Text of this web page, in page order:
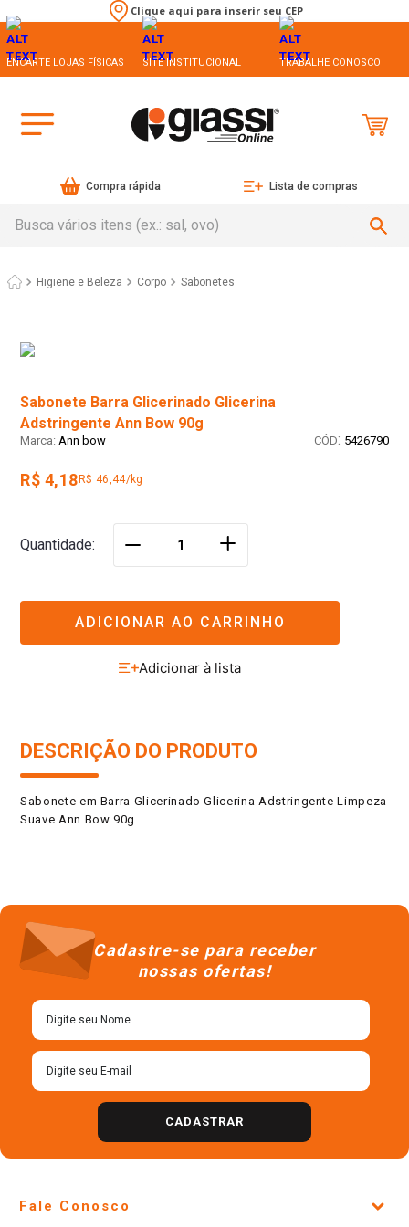
Clique aqui para inserir seu CEP
ENCARTE LOJAS FÍSICAS SITE INSTITUCIONAL TRABALHE CONOSCO
Compra rápida Lista de compras
Higiene e Beleza Corpo Sabonetes
Sabonete Barra Glicerinado Glicerina
Adstringente Ann Bow 90g
Ann bow : 5426790
R$ 4,18 R$ 46,44/kg
Quantidade ＋
ADICIONAR AO CARRINHO
DESCRIÇÃO DO PRODUTO
Sabonete em Barra Glicerinado Glicerina Adstringente Limpeza
Suave Ann Bow 90g
Cadastre-se para receber
nossas ofertas!
CADASTRAR
Fale Conosco